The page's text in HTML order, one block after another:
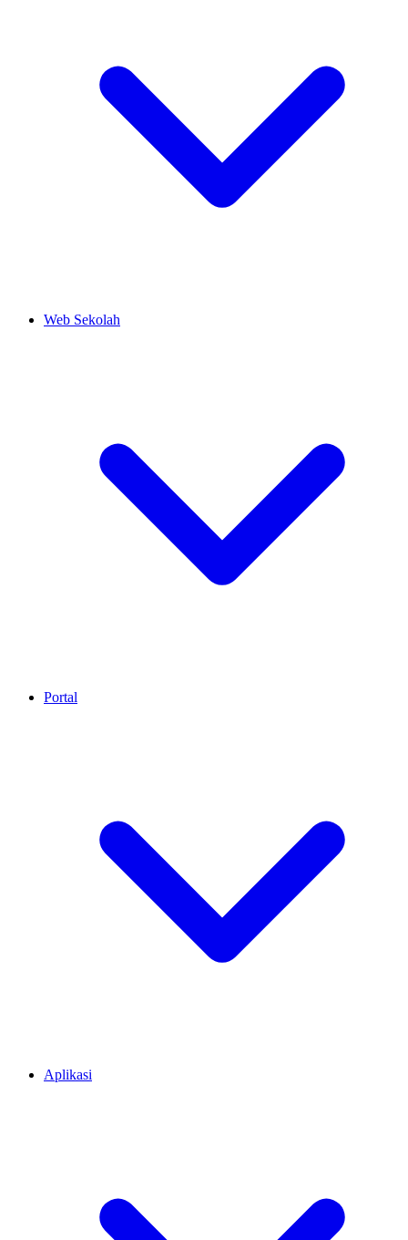
Web Sekolah
Portal
Aplikasi